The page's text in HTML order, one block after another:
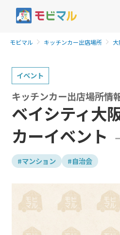
モビマル キッチンカー出店場所
イベント
ベイシティ大
カーイベント
キッチンカー出店場所情
#マンション #自治会